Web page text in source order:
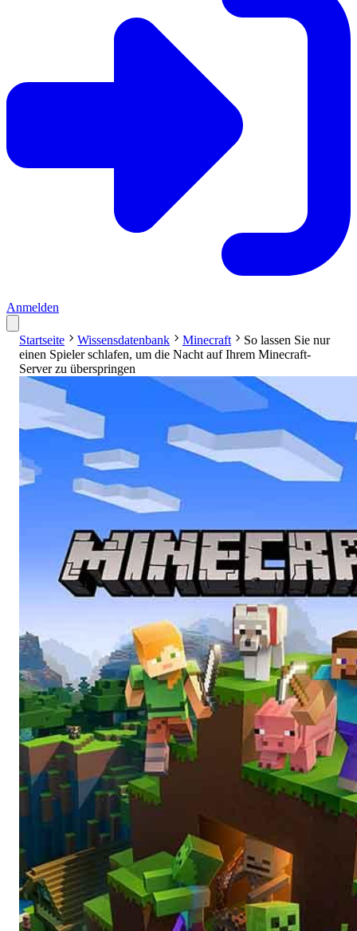
Anmelden
Startseite Wissensdatenbank Minecraft
So lassen Sie nur
einen Spieler schlafen, um die Nacht auf Ihrem Minecraft-
Server zu überspringen